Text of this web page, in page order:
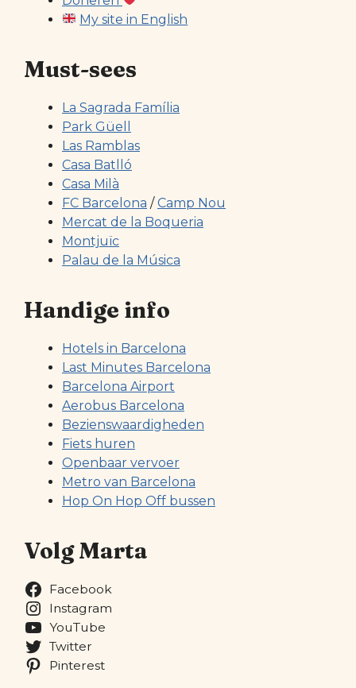
My site in English
Must-sees
La Sagrada Família
Park Güell
Las Ramblas
Casa Batlló
Casa Milà
FC Barcelona /Camp Nou
Mercat de la Boqueria
Montjuïc
Palau de la Música
Handige info
Hotels in Barcelona
Last Minutes Barcelona
Barcelona Airport
Aerobus Barcelona
Bezienswaardigheden
Fiets huren
Openbaar vervoer
Metro van Barcelona
Hop On Hop Off bussen
Volg Marta
Facebook
Instagram
YouTube
Twitter
Pinterest